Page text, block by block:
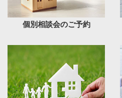
個別相談会のご予約